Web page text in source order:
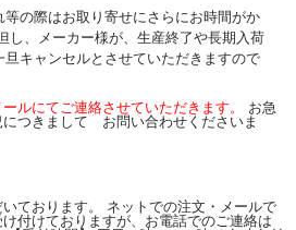
等の際はお取り寄せにさらにお時間がか
し、メーカー様が、生産終了や長期入荷
キャンセルとさせていただきますので
ルにてご連絡させていただきます。 お急
につきまして お問い合わせくださいま
ております。 ネットでの注文・メールで
付けておりますが、お電話でのご連絡は